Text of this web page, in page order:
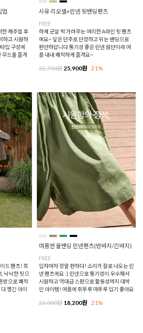
업
한 캐주얼 후
하고 시원하
입 구성에
드를 즐겨
시유 리오셀+린넨 뒷밴딩팬츠
FREE
하체 군살 싹 가려주는 여리한 A라인 핏 팬츠
에요~ 앞은 단추로 단정하고 뒤는 밴딩으로
편안하답니다 통기성 좋은 린넨 원단이라 여
름 내내 쾌적하게 즐겨요~
32,700원25,900원 21%
드 팬츠! 프
낙낙한 핏으
방으로 쾌적
챙긴 아이
여름엔 올밴딩 린넨팬츠(반바지/긴바지)
FREE
입자마자 정말 편하다! 소리가 절로 나오는 린
넨 팬츠에요 :) 린넨으로 통기성이 우수해서
시원하고 역대급 스판으로 활동성까지 대박
인 아이템! 여름에 휘뚜루 마뚜루 입기 좋아요
23,000원 18,200원 21%